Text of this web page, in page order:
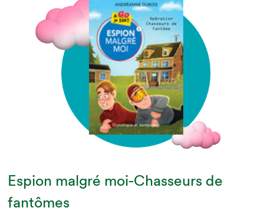
Espion malgré moi-Chasseurs de
fantômes